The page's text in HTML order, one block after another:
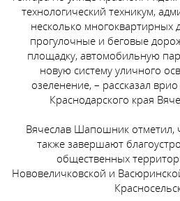
технологический техникум,
несколько многоквартирных
прогулочные и беговые
площадку, автомобильную
новую систему уличного
озеленение, – рассказал
Краснодарского края
Вячеслав Шапошник отметил,
также завершают
общественных
Нововеличковской и